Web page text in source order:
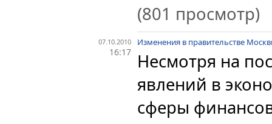
(801 просмотр)
07.10.2010
16:17
Изменения в правительстве
Несмотря на
явлений в
сферы